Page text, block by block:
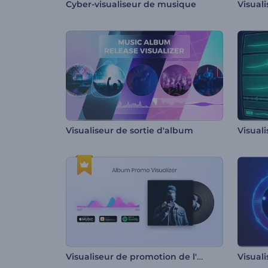
Cyber-visualiseur de musique
Visualiseur de sortie d'album
Visualiseur de promotion de l'album